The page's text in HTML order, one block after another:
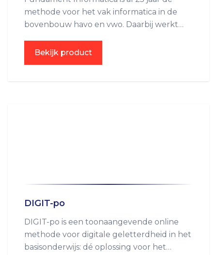
methode voor het vak informatica in de
bovenbouw havo en vwo. Daarbij werkt
date en didactische sterke online
Bekijk product
DIGIT-po
DIGIT-po is een toonaangevende online
methode voor digitale geletterdheid in het
basisonderwijs: dé oplossing voor het